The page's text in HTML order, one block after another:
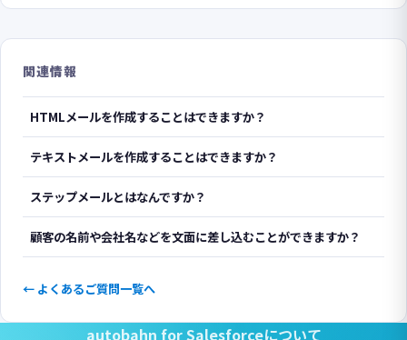
関連情報
HTMLメールを作成することはできますか？
テキストメールを作成することはできますか？
ステップメールとはなんですか？
顧客の名前や会社名などを文面に差し込むことができますか？
← よくあるご質問一覧へ
autobahn for Salesforceについて